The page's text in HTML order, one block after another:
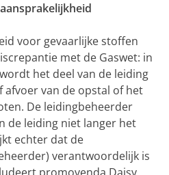
voor gevaarlijke stoffen
met de Gaswet: in
het deel van de leiding
van de opstal of het
De leidingbeheerder
de leiding niet langer het
echter dat de
verantwoordelijk is